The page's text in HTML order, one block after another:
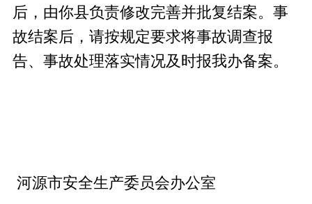
后，由你县负责修改完善并批复结案。事
故结案后，请按规定要求将事故调查报
告、事故处理落实情况及时报我办备案。
河源市安全生产委员会办公室